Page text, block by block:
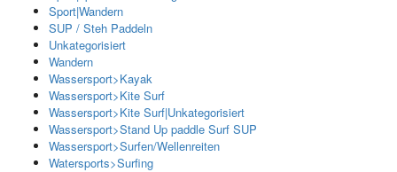
Sport|Wandern
SUP / Steh Paddeln
Unkategorisiert
Wandern
Wassersport>Kayak
Wassersport>Kite Surf
Wassersport>Kite Surf|Unkategorisiert
Wassersport>Stand Up paddle Surf SUP
Wassersport>Surfen/Wellenreiten
Watersports>Surfing